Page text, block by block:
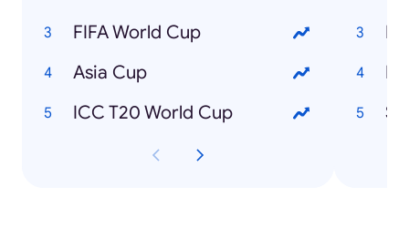
FIFA World Cup
Asia Cup
ICC T20 World Cup